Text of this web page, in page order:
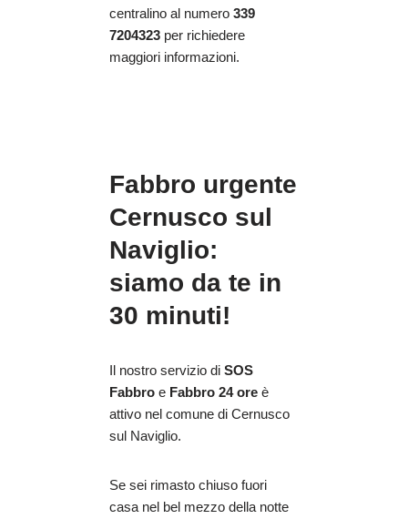
centralino al numero 339
7204323 per richiedere
maggiori informazioni.
Fabbro urgente
Cernusco sul
Naviglio:
siamo da te in
30 minuti!
Il nostro servizio di SOS
Fabbro e Fabbro 24 ore è
attivo nel comune di Cernusco
sul Naviglio.
Se sei rimasto chiuso fuori
casa nel bel mezzo della notte